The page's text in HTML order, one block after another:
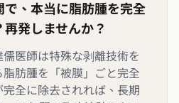
で、本当に脂肪腫を完全
発しませんか？
医師は特殊な剥離技術を
肪腫を「被膜」ごと完全
全に除去されれば、長期